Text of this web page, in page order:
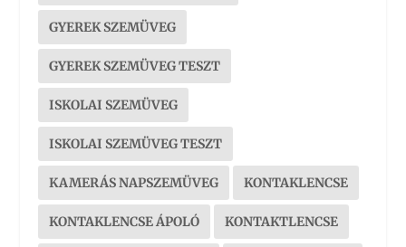
GYEREK SZEMÜVEG
GYEREK SZEMÜVEG TESZT
ISKOLAI SZEMÜVEG
ISKOLAI SZEMÜVEG TESZT
KAMERÁS NAPSZEMÜVEG KONTAKLENCSE
KONTAKLENCSE ÁPOLÓ KONTAKTLENCSE